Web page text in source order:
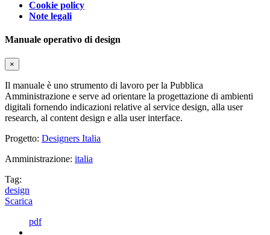
Cookie policy
Note legali
Manuale operativo di design
×
Il manuale è uno strumento di lavoro per la Pubblica
Amministrazione e serve ad orientare la progettazione di ambienti
digitali fornendo indicazioni relative al service design, alla user
research, al content design e alla user interface.
Progetto: Designers Italia
Amministrazione: italia
Tag:
design
Scarica
pdf